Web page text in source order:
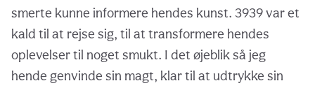
smerte kunne informere hendes kunst. 3939 var et
kald til at rejse sig, til at transformere hendes
oplevelser til noget smukt. I det øjeblik så jeg
hende genvinde sin magt, klar til at udtrykke sin